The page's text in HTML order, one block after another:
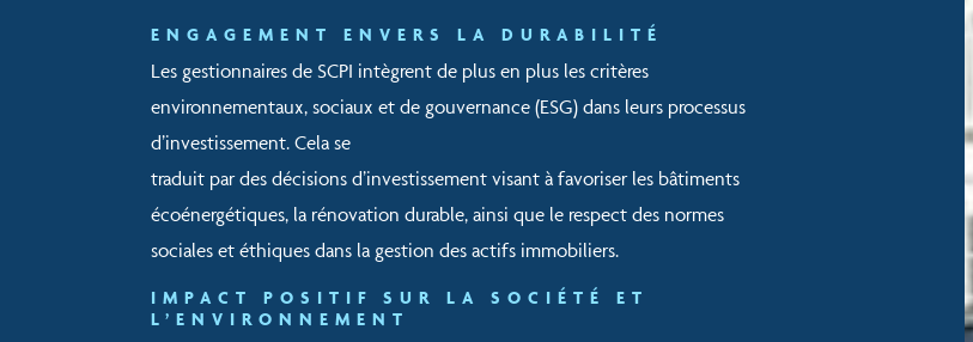
ENGAGEMENT ENVERS LA DURABILITÉ
Les gestionnaires de SCPI intègrent de plus en plus les critères
environnementaux, sociaux et de gouvernance (ESG) dans leurs processus
d’investissement. Cela se
traduit par des décisions d’investissement visant à favoriser les bâtiments
écoénergétiques, la rénovation durable, ainsi que le respect des normes
sociales et éthiques dans la gestion des actifs immobiliers.
IMPACT POSITIF SUR LA SOCIÉTÉ ET
L’ENVIRONNEMENT